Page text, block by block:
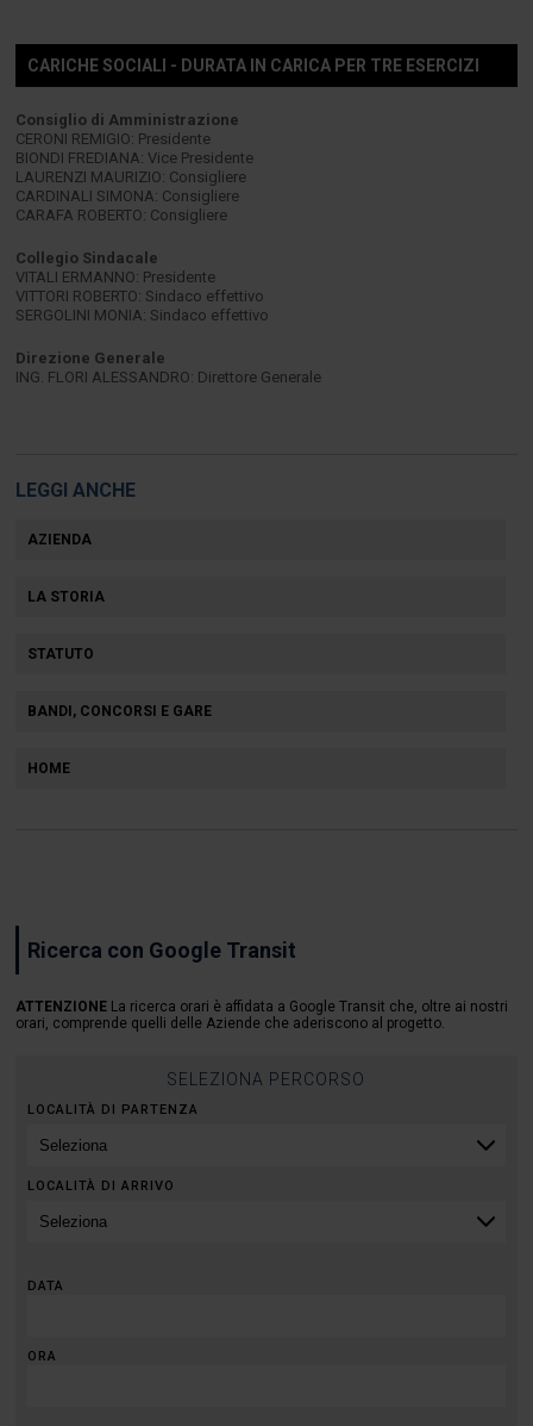
CARICHE SOCIALI - DURATA IN CARICA PER TRE ESERCIZI
Consiglio di Amministrazione
CERONI REMIGIO: Presidente
BIONDI FREDIANA: Vice Presidente
LAURENZI MAURIZIO: Consigliere
CARDINALI SIMONA: Consigliere
CARAFA ROBERTO: Consigliere
Collegio Sindacale
VITALI ERMANNO: Presidente
VITTORI ROBERTO: Sindaco effettivo
SERGOLINI MONIA: Sindaco effettivo
Direzione Generale
ING. FLORI ALESSANDRO: Direttore Generale
LEGGI ANCHE
AZIENDA
LA STORIA
STATUTO
BANDI, CONCORSI E GARE
HOME
Ricerca con Google Transit
ATTENZIONE La ricerca orari è affidata a Google Transit che, oltre ai nostri
orari, comprende quelli delle Aziende che aderiscono al progetto.
SELEZIONA PERCORSO
LOCALITÀ DI PARTENZA
LOCALITÀ DI ARRIVO
DATA
ORA